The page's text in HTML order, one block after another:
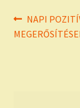
Previous
post:
NAPI